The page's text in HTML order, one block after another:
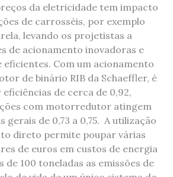
da eletricidade tem impacto
de carrosséis, por exemplo
levando os projetistas a
de acionamento inovadoras e
Com um acionamento
de binário RIB da Schaeffler, é
de cerca de 0,92,
com motorredutor atingem
gerais de 0,73 a 0,75. A utilização
direto permite poupar várias
de euros em custos de energia
de 100 toneladas as emissões de